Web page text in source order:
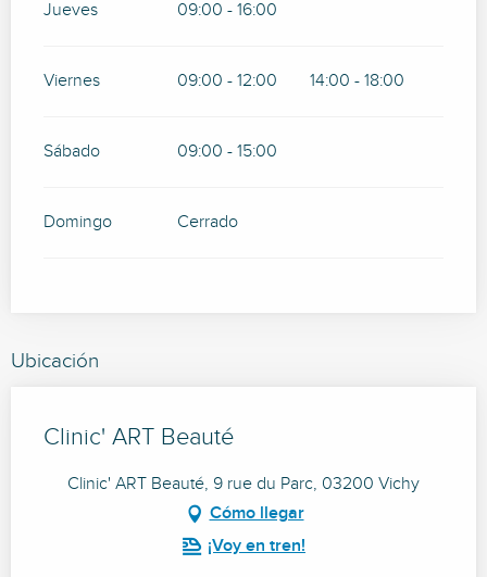
Jueves 09:00 - 16:00
Viernes 09:00 - 12:00 14:00 - 18:00
Sábado 09:00 - 15:00
Domingo Cerrado
Ubicación
Clinic' ART Beauté
Clinic' ART Beauté, 9 rue du Parc, 03200 Vichy
Cómo llegar
¡Voy en tren!